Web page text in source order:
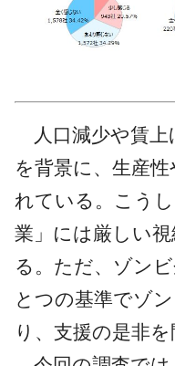
人口減少や賃上
を背景に、生産
れている。こう
業」には厳しい
る。ただ、ゾン
とつの基準でゾ
り、支援の是非